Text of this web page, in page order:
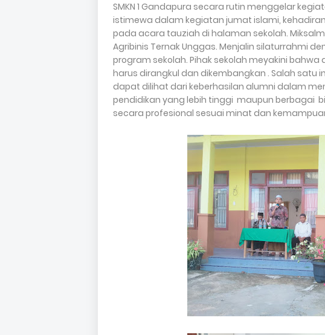
SMKN 1 Gandapura secara rutin menggelar
istimewa dalam kegiatan jumat islami,
pada acara tauziah di halaman sekolah.
Agribinis Ternak Unggas. Menjalin silaturrahmi
program sekolah. Pihak sekolah meyakini
harus dirangkul dan dikembangkan . Salah satu
dapat dilihat dari keberhasilan alumni dalam
pendidikan yang lebih tinggi maupun berbagai
secara profesional sesuai minat dan